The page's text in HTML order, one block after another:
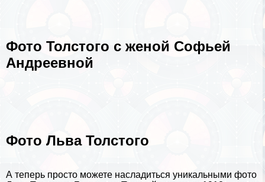
Фото Толстого с женой Софьей
Андреевной
Фото Льва Толстого
А теперь просто можете насладиться уникальными фото